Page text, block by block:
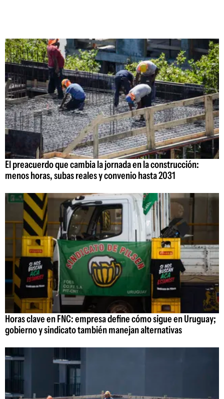
El preacuerdo que cambia la jornada en la construcción:
menos horas, subas reales y convenio hasta 2031
Horas clave en FNC: empresa define cómo sigue en Uruguay;
gobierno y sindicato también manejan alternativas